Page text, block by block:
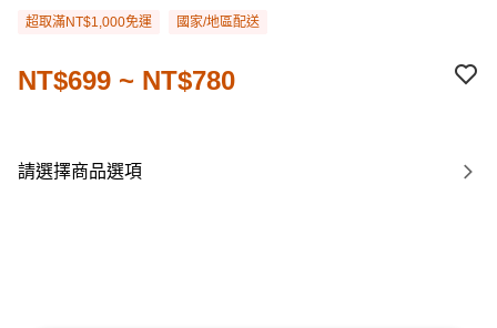
超取滿NT$1,000免運 國家/地區配送
NT$699 ~ NT$780
請選擇商品選項